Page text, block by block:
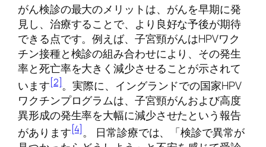
がん検診の最大のメリットは、がんを早期に発
見し、治療することで、より良好な予後が期待
できる点です。例えば、子宮頸がんはHPVワク
チン接種と検診の組み合わせにより、その発生
率と死亡率を大きく減少させることが示されて
います[2]。実際に、イングランドでの国家HPV
ワクチンプログラムは、子宮頸がんおよび高度
異形成の発生率を大幅に減少させたという報告
があります[4]。 日常診療では、「検診で異常が